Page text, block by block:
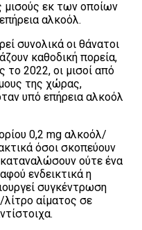
μισούς εκ των οποίων
αλκοόλ.
συνολικά οι θάνατοι
καθοδική πορεία,
το 2022, οι μισοί από
της χώρας,
υπό επήρεια αλκοόλ
0,2 mg αλκοόλ/
όσοι σκοπεύουν
ούτε ένα
ενδεικτικά η
συγκέντρωση
λίτρο αίματος σε